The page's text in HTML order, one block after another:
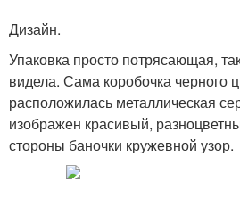
Дизайн.
Упаковка просто потрясающая,
видела. Сама коробочка черного
расположилась металлическая
изображен красивый,
стороны баночки кружевной узор.